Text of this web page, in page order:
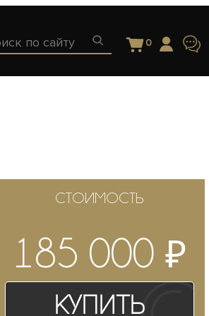
0
СТОИМОСТЬ
185 000 ₽
Купить